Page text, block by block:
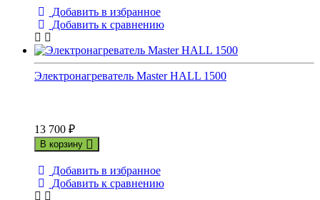
Добавить в избранное
Добавить к сравнению
Электронагреватель Master HALL 1500
13 700 ₽
В корзину
Добавить в избранное
Добавить к сравнению